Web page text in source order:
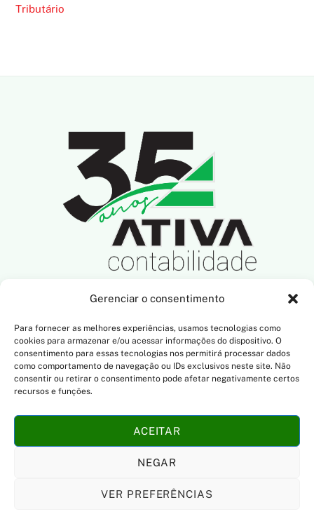
Gerenciar o consentimento
Para fornecer as melhores experiências, usamos tecnologias como
cookies para armazenar e/ou acessar informações do dispositivo. O
consentimento para essas tecnologias nos permitirá processar dados
como comportamento de navegação ou IDs exclusivos neste site. Não
consentir ou retirar o consentimento pode afetar negativamente certos
recursos e funções.
ACEITAR
NEGAR
VER PREFERÊNCIAS
Tributário
NOSSO ENDEREÇO
R. Dona Francisca, 801
Desenvolvido por TWC Comunicação